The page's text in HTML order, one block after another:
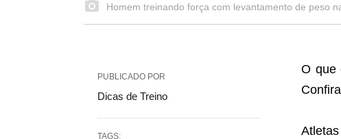
Homem treinando força com levantamento de peso
O que
PUBLICADO POR
Dicas de Treino
TAGS: